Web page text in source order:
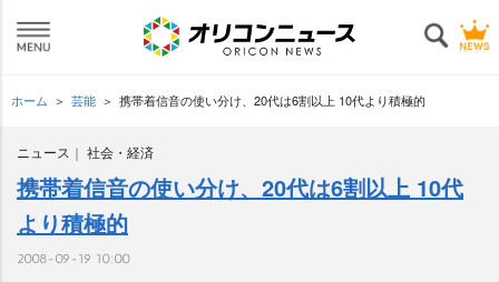
ホーム 芸能 携帯着信音の使い分け、20代は6割以上 10代より積極的
ニュース 社会・経済
携帯着信音の使い分け、20代は6割以上 10代
より積極的
2008-09-19 10:00